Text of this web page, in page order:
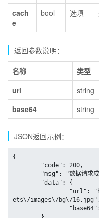
cach
e
bool 选填
返回参数说明：
名称 类型
url
string
base64
string
JSON返回示例：
{
ets\/images\/bg\/